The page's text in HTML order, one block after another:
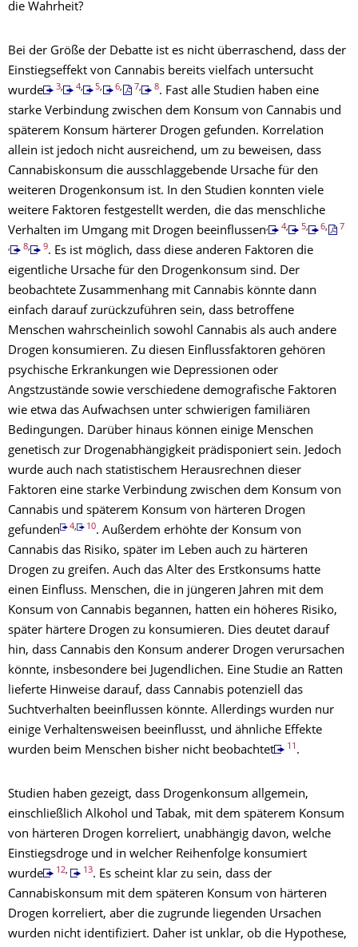
die Wahrheit?
Bei der Größe der Debatte ist es nicht überraschend, dass der
Einstiegseffekt von Cannabis bereits vielfach untersucht
wurde
3, 4, 5, 6, 7, 8. Fast alle Studien haben eine
starke Verbindung zwischen dem Konsum von Cannabis und
späterem Konsum härterer Drogen gefunden. Korrelation
allein ist jedoch nicht ausreichend, um zu beweisen, dass
Cannabiskonsum die ausschlaggebende Ursache für den
weiteren Drogenkonsum ist. In den Studien konnten viele
weitere Faktoren festgestellt werden, die das menschliche
Verhalten im Umgang mit Drogen beeinflussen, 4, 5, 6, 7
, 8, 9. Es ist möglich, dass diese anderen Faktoren die
eigentliche Ursache für den Drogenkonsum sind. Der
beobachtete Zusammenhang mit Cannabis könnte dann
einfach darauf zurückzuführen sein, dass betroffene
Menschen wahrscheinlich sowohl Cannabis als auch andere
Drogen konsumieren. Zu diesen Einflussfaktoren gehören
psychische Erkrankungen wie Depressionen oder
Angstzustände sowie verschiedene demografische Faktoren
wie etwa das Aufwachsen unter schwierigen familiären
Bedingungen. Darüber hinaus können einige Menschen
genetisch zur Drogenabhängigkeit prädisponiert sein. Jedoch
wurde auch nach statistischem Herausrechnen dieser
Faktoren eine starke Verbindung zwischen dem Konsum von
Cannabis und späterem Konsum von härteren Drogen
gefunden
4, 10. Außerdem erhöhte der Konsum von
Cannabis das Risiko, später im Leben auch zu härteren
Drogen zu greifen. Auch das Alter des Erstkonsums hatte
einen Einfluss. Menschen, die in jüngeren Jahren mit dem
Konsum von Cannabis begannen, hatten ein höheres Risiko,
später härtere Drogen zu konsumieren. Dies deutet darauf
hin, dass Cannabis den Konsum anderer Drogen verursachen
könnte, insbesondere bei Jugendlichen. Eine Studie an Ratten
lieferte Hinweise darauf, dass Cannabis potenziell das
Suchtverhalten beeinflussen könnte. Allerdings wurden nur
einige Verhaltensweisen beeinflusst, und ähnliche Effekte
wurden beim Menschen bisher nicht beobachtet
11 .
Studien haben gezeigt, dass Drogenkonsum allgemein,
einschließlich Alkohol und Tabak, mit dem späterem Konsum
von härteren Drogen korreliert, unabhängig davon, welche
Einstiegsdroge und in welcher Reihenfolge konsumiert
wurde
12, 13. Es scheint klar zu sein, dass der
Cannabiskonsum mit dem späteren Konsum von härteren
Drogen korreliert, aber die zugrunde liegenden Ursachen
wurden nicht identifiziert. Daher ist unklar, ob die Hypothese,